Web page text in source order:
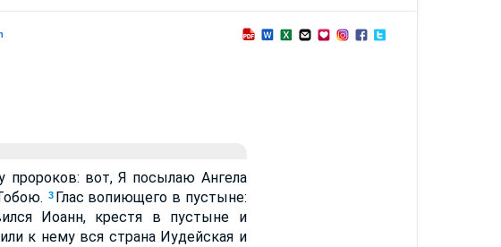
пророков: вот, Я посылаю Ангела
3 Глас вопиющего в пустыне:
Иоанн, крестя в пустыне и
к нему вся страна Иудейская и